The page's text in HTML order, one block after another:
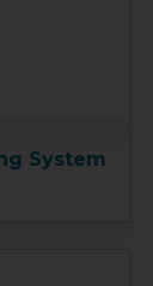
System